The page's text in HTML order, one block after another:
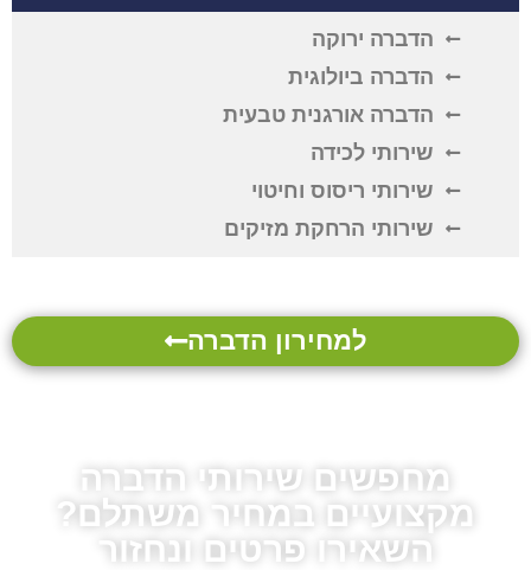
הדברה ירוקה
הדברה ביולוגית
הדברה אורגנית טבעית
שירותי לכידה
שירותי ריסוס וחיטוי
שירותי הרחקת מזיקים
למחירון הדברה
מחפשים שירותי הדברה
מקצועיים במחיר משתלם?
השאירו פרטים ונחזור